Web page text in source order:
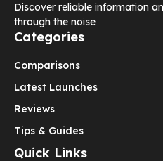
Discover reliable information
through the noise
Categories
Comparisons
Latest Launches
Reviews
Tips & Guides
Quick Links